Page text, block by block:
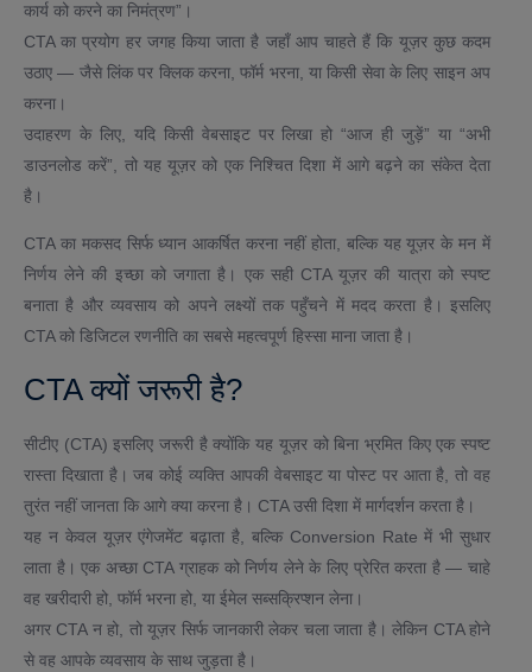
कार्य को करने का निमंत्रण”।
CTA का प्रयोग हर जगह किया जाता है जहाँ आप चाहते हैं कि यूज़र कुछ कदम
उठाए — जैसे लिंक पर क्लिक करना, फॉर्म भरना, या किसी सेवा के लिए साइन अप
करना।
उदाहरण के लिए, यदि किसी वेबसाइट पर लिखा हो “आज ही जुड़ें” या “अभी
डाउनलोड करें”, तो यह यूज़र को एक निश्चित दिशा में आगे बढ़ने का संकेत देता
है।
CTA का मकसद सिर्फ ध्यान आकर्षित करना नहीं होता, बल्कि यह यूज़र के मन में
निर्णय लेने की इच्छा को जगाता है। एक सही CTA यूज़र की यात्रा को स्पष्ट
बनाता है और व्यवसाय को अपने लक्ष्यों तक पहुँचने में मदद करता है। इसलिए
CTA को डिजिटल रणनीति का सबसे महत्वपूर्ण हिस्सा माना जाता है।
CTA क्यों जरूरी है?
सीटीए (CTA) इसलिए जरूरी है क्योंकि यह यूज़र को बिना भ्रमित किए एक स्पष्ट
रास्ता दिखाता है। जब कोई व्यक्ति आपकी वेबसाइट या पोस्ट पर आता है, तो वह
तुरंत नहीं जानता कि आगे क्या करना है। CTA उसी दिशा में मार्गदर्शन करता है।
यह न केवल यूज़र एंगेजमेंट बढ़ाता है, बल्कि Conversion Rate में भी सुधार
लाता है। एक अच्छा CTA ग्राहक को निर्णय लेने के लिए प्रेरित करता है — चाहे
वह खरीदारी हो, फॉर्म भरना हो, या ईमेल सब्सक्रिप्शन लेना।
अगर CTA न हो, तो यूज़र सिर्फ जानकारी लेकर चला जाता है। लेकिन CTA होने
से वह आपके व्यवसाय के साथ जुड़ता है।